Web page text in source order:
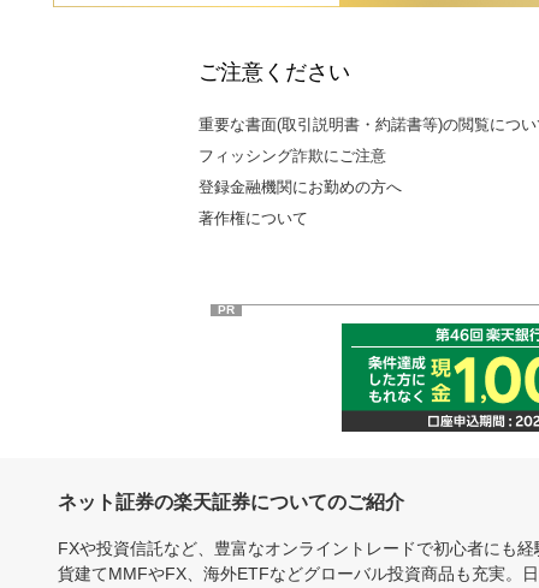
ご注意ください
重要な書面(取引説明書・約諾書等)の閲覧につ
フィッシング詐欺にご注意
登録金融機関にお勤めの方へ
著作権について
PR
ネット証券の楽天証券についてのご紹介
FXや投資信託など、豊富なオンライントレードで初心者にも
貨建てMMFやFX、海外ETFなどグローバル投資商品も充実。